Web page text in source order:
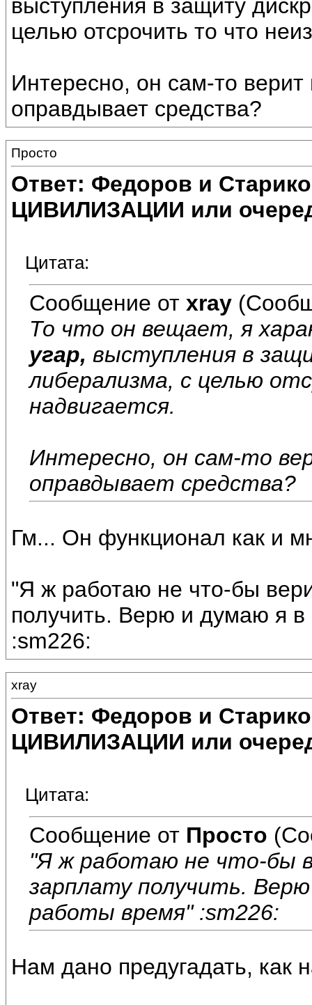
выступления в защиту
целью отсрочить то что
Интересно, он сам-то верит
оправдывает средства?
Просто
Ответ: Федоров и
ЦИВИЛИЗАЦИИ или
Цитата:
Сообщение от xray
То что он вещает, я
угар, выступления в
либерализма, с целью
надвигается.
Интересно, он сам-то
оправдывает средства?
Гм... Он функционал как и
"Я ж работаю не что-бы
получить. Верю и думаю я
:sm226:
xray
Ответ: Федоров и
ЦИВИЛИЗАЦИИ или
Цитата:
Сообщение от Просто
"Я ж работаю не что-бы
зарплату получить.
работы время" :sm226:
Нам дано предугадать, как